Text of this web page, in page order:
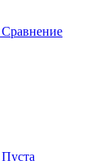
Сравнение
Пуста